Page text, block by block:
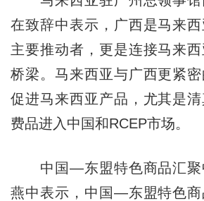
在致辞中表示，广西是马来
主要推动者，更是连接马来
桥梁。马来西亚与广西更紧
促进马来西亚产品，尤其是
费品进入中国和RCEP市场。
中国—东盟特色商品汇聚
燕中表示，中国—东盟特色